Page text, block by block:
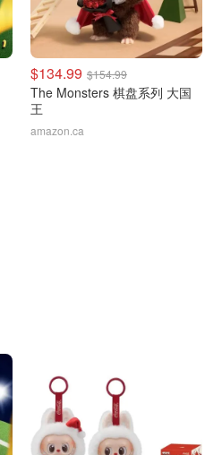
$134.99 $154.99
The Monsters 棋盘系列 大国
王
amazon.ca